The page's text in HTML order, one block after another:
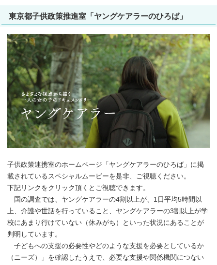
東京都子供政策推進室「ヤングケアラーのひろば」
子供政策連携室のホームページ「ヤングケアラーのひろば」に掲
載されているスペシャルムービーを是非、ご視聴ください。
下記リンクをクリック頂くとご視聴できます。
国の調査では、ヤングケアラーの4割以上が、1日平均5時間以
上、介護や世話を行っていること、ヤングケアラーの3割以上が学
校にあまり行けていない（休みがち）といった状況にあることが
判明しています。
子どもへの支援の必要性やどのような支援を必要としているか
（ニーズ）」を確認したうえで、必要な支援や関係機関につない